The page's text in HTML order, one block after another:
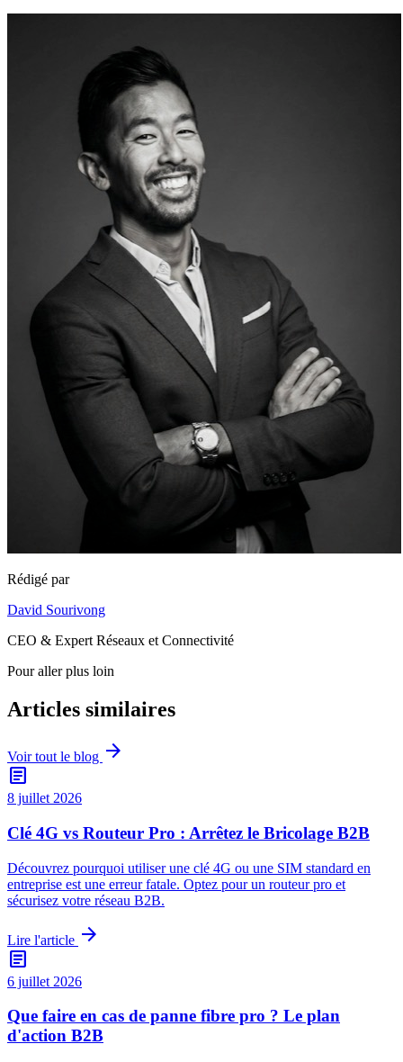
Rédigé par
David Sourivong
CEO & Expert Réseaux et Connectivité
Pour aller plus loin
Articles similaires
Voir tout le blog arrow_forward
article
8 juillet 2026
Clé 4G vs Routeur Pro : Arrêtez le Bricolage B2B
Découvrez pourquoi utiliser une clé 4G ou une SIM standard en
entreprise est une erreur fatale. Optez pour un routeur pro et
sécurisez votre réseau B2B.
Lire l'article arrow_forward
article
6 juillet 2026
Que faire en cas de panne fibre pro ? Le plan
d'action B2B